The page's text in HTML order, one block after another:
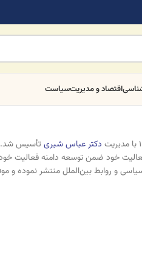
اقتصاد و مدیریتسیاست
دکتر عباس شیری تأسیس شد.
خود ضمن توسعه دامنه فعالیت
و روابط بین‌الملل منتشر نموده و